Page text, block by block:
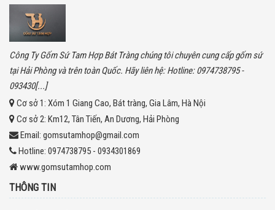
Công Ty Gốm Sứ Tam Hợp Bát Tràng chúng tôi chuyên cung cấp gốm sứ
tại Hải Phòng và trên toàn Quốc. Hãy liên hệ: Hotline: 0974738795 -
093430[...]
Cơ sở 1: Xóm 1 Giang Cao, Bát tràng, Gia Lâm, Hà Nội
Cơ sở 2: Km12, Tân Tiến, An Dương, Hải Phòng
Email: gomsutamhop@gmail.com
Hotline: 0974738795 - 0934301869
www.gomsutamhop.com
THÔNG TIN